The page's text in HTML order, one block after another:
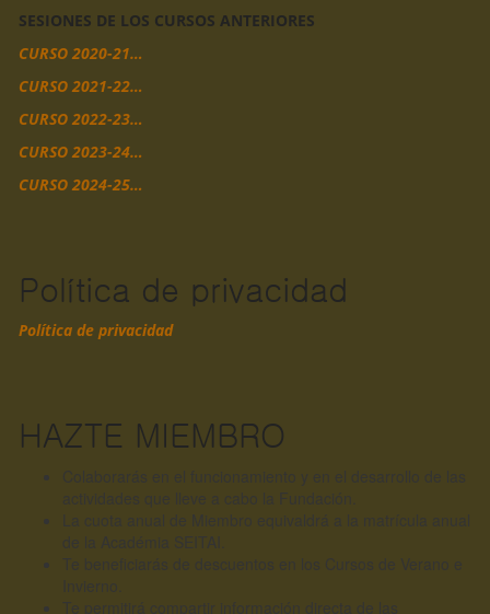
SESIONES DE LOS CURSOS ANTERIORES
CURSO 2020-21…
CURSO 2021-22…
CURSO 2022-23…
CURSO 2023-24…
CURSO 2024-25…
Política de privacidad
Política de privacidad
HAZTE MIEMBRO